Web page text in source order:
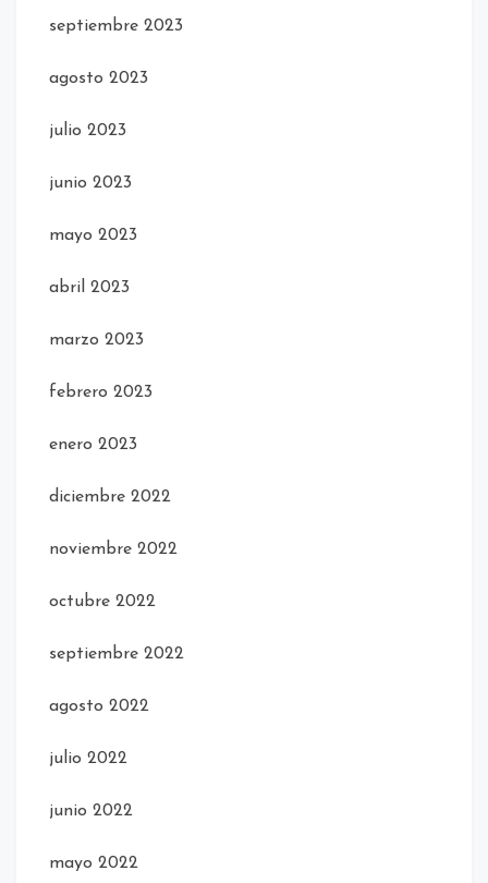
septiembre 2023
agosto 2023
julio 2023
junio 2023
mayo 2023
abril 2023
marzo 2023
febrero 2023
enero 2023
diciembre 2022
noviembre 2022
octubre 2022
septiembre 2022
agosto 2022
julio 2022
junio 2022
mayo 2022